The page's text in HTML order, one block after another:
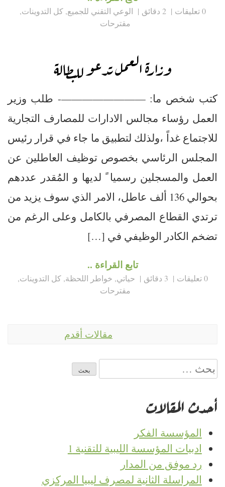
0 تعليقات 2 دقائق الوعي التقني للجميع,كل التدوينات,
مقترحات
وزارة العمل تدعو للبطالة
كتب شخص ما: ————————- طلب وزير
العمل رؤساء مجالس الادارات للمصارف التجارية
للاجتماع غداً ،ولذلك لتطبيق ما جاء في قرار رئيس
المجلس الرئاسي بخصوص توظيف العاطلين عن
العمل والمسجلين رسميا ً لديها و المُقدر عددهم
بحوالي 136 ألف عاطل، الامر الذي سوف يزيد من
ترتدي القطاع المصرفي بالكامل وعلى الرغم من
تضخم الكادر الوظيفي في […]
تابع القراءة ..
0 تعليقات 3 دقائق حياتي, خواطر اللحظة,كل التدوينات,
مقترحات
المقالات
مقالات أقدم
البحث
عن:
أحدث المقالات
المؤسسة الفكر
ادبيات المؤسسة الليبية للتقنية 1
رد موفق من المدار
المراسلة الثانية لمصرف ليبيا المركزي